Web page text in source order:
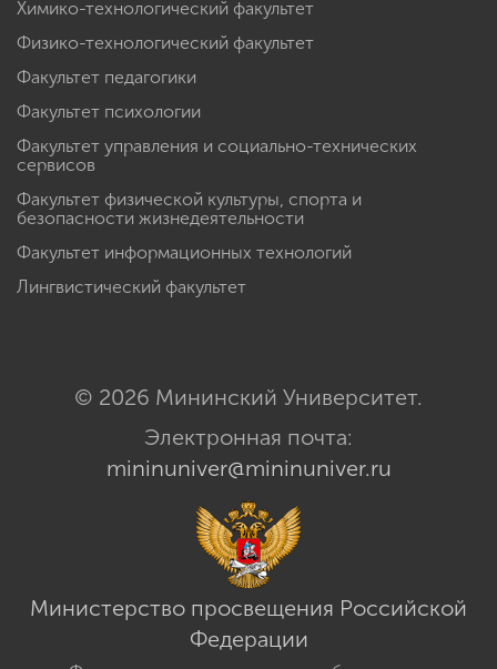
Химико-технологический факультет
Физико-технологический факультет
Факультет педагогики
Факультет психологии
Факультет управления и социально-технических
сервисов
Факультет физической культуры, спорта и
безопасности жизнедеятельности
Факультет информационных технологий
Лингвистический факультет
© 2026 Мининский Университет.
Электронная почта:
mininuniver@mininuniver.ru
Министерство просвещения Российской
Федерации